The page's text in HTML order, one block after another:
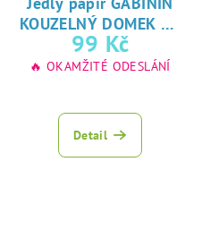
KOUZELNÝ DOMEK ★
oblíbený tisk na
jedlý papír
99 Kč
🔥 OKAMŽITÉ ODESLÁNÍ
Detail